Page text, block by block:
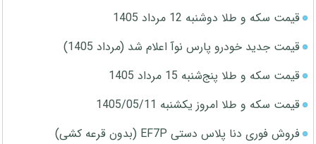
قیمت سکه و طلا دوشنبه 12 مرداد 1405
قیمت جدید خودرو پارس نوآ اعلام شد (مرداد 1405)
قیمت سکه و طلا پنج‌شنبه 15 مرداد 1405
قیمت سکه و طلا امروز یکشنبه 1405/05/11
فروش فوری دنا پلاس دستی EF7P (بدون قرعه کشی)